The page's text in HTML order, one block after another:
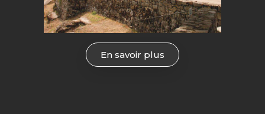
En savoir plus